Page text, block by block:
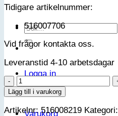
Sök
efter:
Logga in
Varukorg
Tidigare artikelnummer:
516007706
Vid frågor kontakta oss.
Leveranstid 4-10 arbetsdagar
DECAL
mängd
Lägg till i varukorg
Artikelnr:516008219 Kategori: